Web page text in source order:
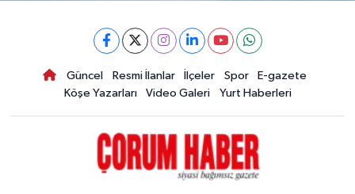
Güncel Resmi İlanlar İlçeler Spor
E-gazete
Köşe Yazarları
Video Galeri Yurt Haberleri